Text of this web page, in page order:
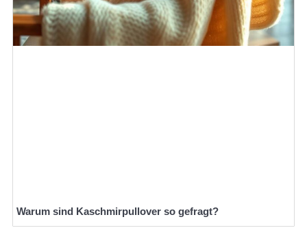
Warum sind Kaschmirpullover so gefragt?